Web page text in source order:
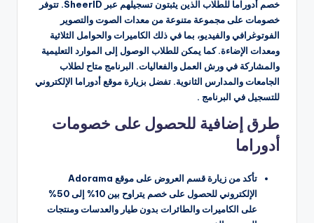
خصم أدوراما للطلاب الذين يثبتون تسجيلهم عبر SheerID. تتوفر
خصومات على مجموعة متنوعة من معدات الصوت والتصوير
الفوتوغرافي والفيديو، بما في ذلك الكاميرات والحوامل الثلاثية
ومعدات الإضاءة. كما يمكن للطلاب الوصول إلى الموارد التعليمية
والمشاركة في ورش العمل والفعاليات. البرنامج متاح لطلاب
الجامعات والمدارس الثانوية. تفضل بزيارة موقع أدوراما الإلكتروني
للتسجيل في البرنامج .
طرق إضافية للحصول على خصومات
أدوراما
تأكد من زيارة قسم العروض على موقع Adorama
الإلكتروني للحصول على خصم يتراوح بين 10% إلى 50%
على الكاميرات والطائرات بدون طيار والعدسات ومنتجات